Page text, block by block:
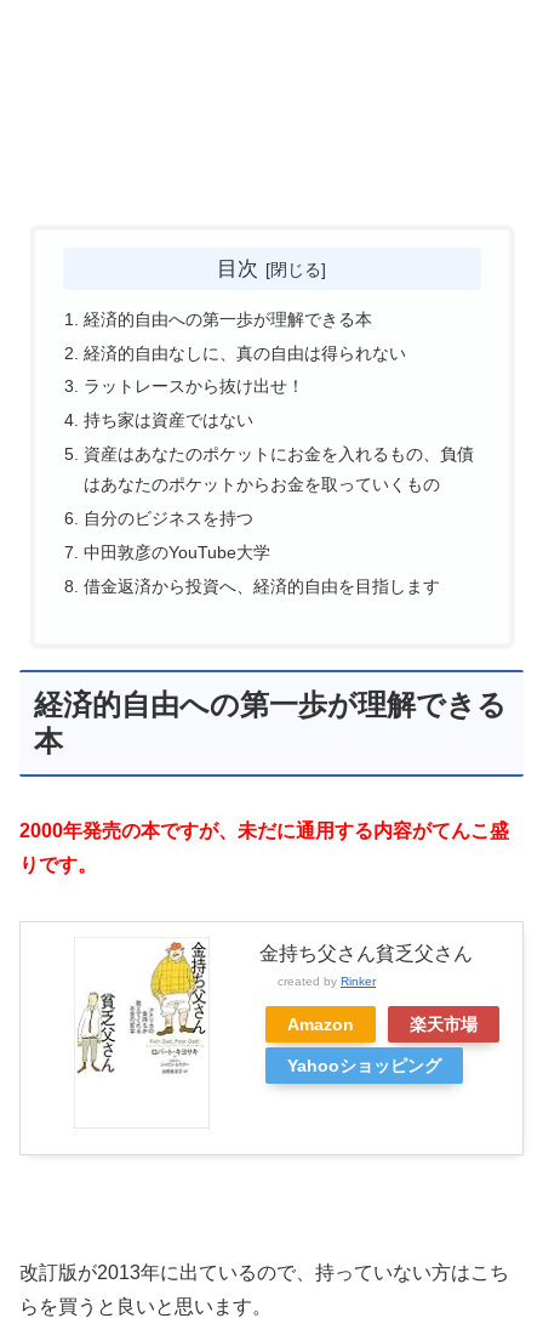
目次
経済的自由への第一歩が理解できる本
経済的自由なしに、真の自由は得られない
ラットレースから抜け出せ！
持ち家は資産ではない
資産はあなたのポケットにお金を入れるもの、負債
はあなたのポケットからお金を取っていくもの
自分のビジネスを持つ
中田敦彦のYouTube大学
借金返済から投資へ、経済的自由を目指します
経済的自由への第一歩が理解できる
本
2000年発売の本ですが、未だに通用する内容がてんこ盛
りです。
金持ち父さん貧乏父さん
created by Rinker
Amazon 楽天市場
Yahooショッピング
改訂版が2013年に出ているので、持っていない方はこち
らを買うと良いと思います。